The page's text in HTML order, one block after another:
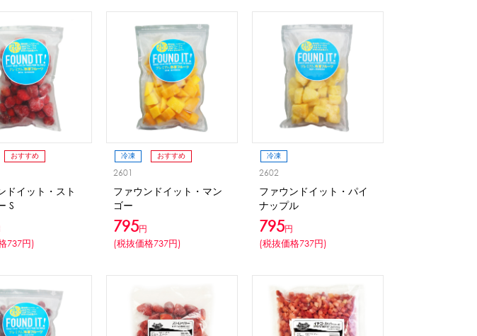
ーカップ スプーン スプーンストロー
Snow-kiss（スノーキッス）」
CLOSE
CLOSE
おすすめ
ドイット・スト
S
737円)
冷凍 おすすめ
2601
ファウンドイット・マン
ゴー
795円
(税抜価格737円)
冷凍
2602
ファウンドイット・パイ
ナップル
795円
(税抜価格737円)